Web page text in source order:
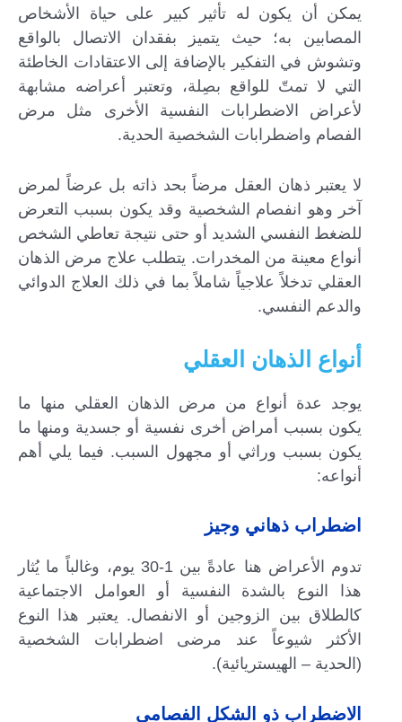
يمكن أن يكون له تأثير كبير على حياة الأشخاص
المصابين به؛ حيث يتميز بفقدان الاتصال بالواقع
وتشوش في التفكير بالإضافة إلى الاعتقادات الخاطئة
التي لا تمتّ للواقع بصِلة، وتعتبر أعراضه مشابهة
لأعراض الاضطرابات النفسية الأخرى مثل مرض
الفصام واضطرابات الشخصية الحدية.
لا يعتبر ذهان العقل مرضاً بحد ذاته بل عرضاً لمرض
آخر وهو انفصام الشخصية وقد يكون بسبب التعرض
للضغط النفسي الشديد أو حتى نتيجة تعاطي الشخص
أنواع معينة من المخدرات. يتطلب علاج مرض الذهان
العقلي تدخلاً علاجياً شاملاً بما في ذلك العلاج الدوائي
والدعم النفسي.
أنواع الذهان العقلي
يوجد عدة أنواع من مرض الذهان العقلي منها ما
يكون بسبب أمراض أخرى نفسية أو جسدية ومنها ما
يكون بسبب وراثي أو مجهول السبب. فيما يلي أهم
أنواعه:
اضطراب ذهاني وجيز
تدوم الأعراض هنا عادةً بين 1-30 يوم، وغالباً ما يُثار
هذا النوع بالشدة النفسية أو العوامل الاجتماعية
كالطلاق بين الزوجين أو الانفصال. يعتبر هذا النوع
الأكثر شيوعاً عند مرضى اضطرابات الشخصية
(الحدية – الهيستريائية).
الاضطراب ذو الشكل الفصامي